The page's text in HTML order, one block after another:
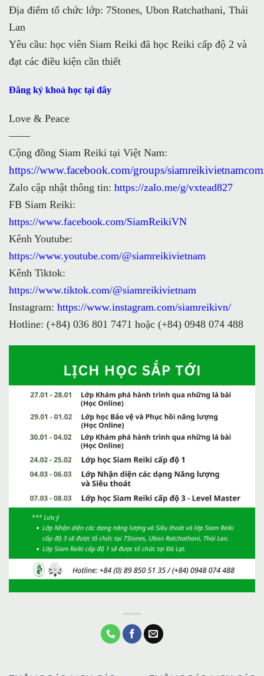
Địa điểm tổ chức lớp: 7Stones, Ubon Ratchathani, Thái
Lan
Yêu cầu: học viên Siam Reiki đã học Reiki cấp độ 2 và
đạt các điều kiện cần thiết
Đăng ký khoá học tại đây
Love & Peace
——
Cộng đồng Siam Reiki tại Việt Nam:
https://www.facebook.com/groups/
Zalo cập nhật thông tin: https://zalo.me/g/vxtead827
FB Siam Reiki:
https://www.facebook.com/SiamReikiVN
Kênh Youtube:
https://www.youtube.com/@siamreikivietnam
Kênh Tiktok:
https://www.tiktok.com/@siamreikivietnam
Instagram: https://www.instagram.com/siamreikivn/
Hotline: (+84) 036 801 7471 hoặc (+84) 0948 074 488